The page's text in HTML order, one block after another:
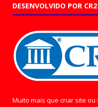
DESENVOLVIDO POR CR2
Muito mais que criar site ou